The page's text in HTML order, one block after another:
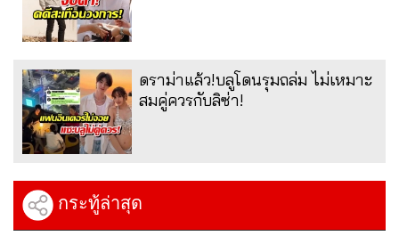
ดราม่าแล้ว!บลูโดนรุมถล่ม ไม่เหมาะ
สมคู่ควรกับลิซ่า!
กระทู้ล่าสุด